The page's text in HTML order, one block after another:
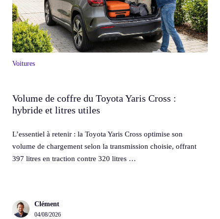
Voitures
Volume de coffre du Toyota Yaris Cross :
hybride et litres utiles
L’essentiel à retenir : la Toyota Yaris Cross optimise son
volume de chargement selon la transmission choisie, offrant
397 litres en traction contre 320 litres …
Clément
04/08/2026